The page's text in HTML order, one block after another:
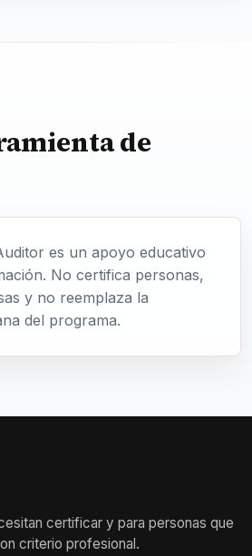
de
es un apoyo educativo
No certifica personas,
y no reemplaza la
del programa.
certificar y para personas que
criterio profesional.